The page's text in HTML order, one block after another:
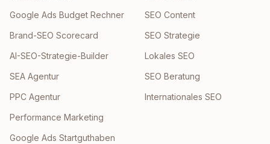
Google Ads Budget Rechner
Brand-SEO Scorecard
AI-SEO-Strategie-Builder
SEA Agentur
PPC Agentur
Performance Marketing
Google Ads Startguthaben
SEO Content
SEO Strategie
Lokales SEO
SEO Beratung
Internationales SEO